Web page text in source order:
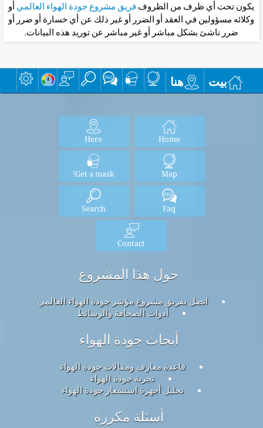
يكون تحت أي ظرف من الظروففريق مشروع جودة الهواء العالميأو
وكلائه مسؤولين في العقد أو الضرر أو غير ذلك عن أي خسارة أو ضرر أو
ضرر ناشئ بشكل مباشر أو غير مباشر عن توريد هذه البيانات.
بيت هنا
Home
Here
Map
Get a mask!
Faq
Search
Contact
حول هذا المشروع
اتصل بفريق مشروع مؤشر جودة الهواء العالمي
أدوات الصحافة والوسائط
أبحاث جودة الهواء
قاعدة معارف ومقالات جودة الهواء
تجربة جودة الهواء
تحليل أجهزة استشعار جودة الهواء
أسئلة مكررة